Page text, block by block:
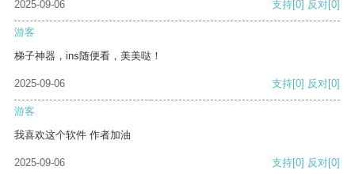
2025-09-06 支持[0] 反对[0]
游客
梯子神器，ins随便看，美美哒！
2025-09-06 支持[0] 反对[0]
游客
我喜欢这个软件 作者加油
2025-09-06 支持[0] 反对[0]